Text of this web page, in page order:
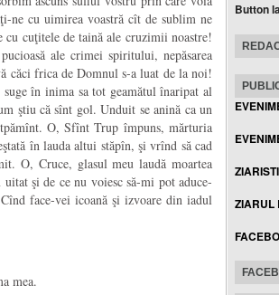
ne cu uimirea voastră cît de sublim ne
cuţitele de taină ale cruzimii noastre!
ale crimei spiritului, nepăsarea
căci frica de Domnul s-a luat de la noi!
în inima sa tot geamătul înaripat al
ştiu că sînt gol. Unduit se anină ca un
O, Sfînt Trup împuns, mărturia
în lauda altui stăpîn, şi vrînd să cad
O, Cruce, glasul meu laudă moartea
şi de ce nu voiesc să-mi pot aduce-
face-vei icoană şi izvoare din iadul
mea.
Button
ZIARUL